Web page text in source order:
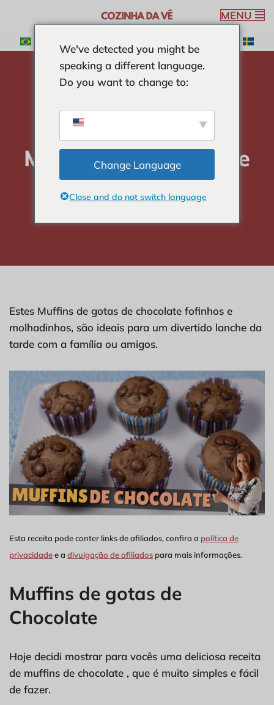
para
MENU
-SOBREMESAS
Muffins de Chocolate
Verônica Ribeiro 10 min read
Estes Muffins de gotas de chocolate fofinhos e
molhadinhos, são ideais para um divertido lanche da
tarde com a família ou amigos.
Esta receita pode conter links de afiliados, confira a política de
privacidadee a divulgação de afiliados para mais informações.
Muffins de gotas de
Chocolate
Hoje decidi mostrar para vocês uma deliciosa receita
de muffins de chocolate , que é muito simples e fácil
de fazer.
We've detected you might be
speaking a different language.
Do you want to change to:
Change Language
Close and do not switch language